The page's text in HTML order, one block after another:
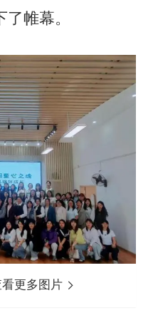
帷幕。
更多图片